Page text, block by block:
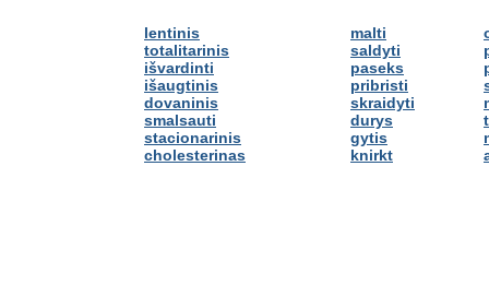
lentinis
totalitarinis
išvardinti
išaugtinis
dovaninis
smalsauti
stacionarinis
cholesterinas
malti
saldyti
paseks
pribristi
skraidyti
durys
gytis
knirkt